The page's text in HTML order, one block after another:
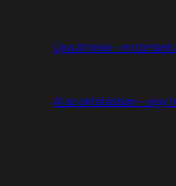
Újra AI hírek – mi
AI az oktatásban — egy